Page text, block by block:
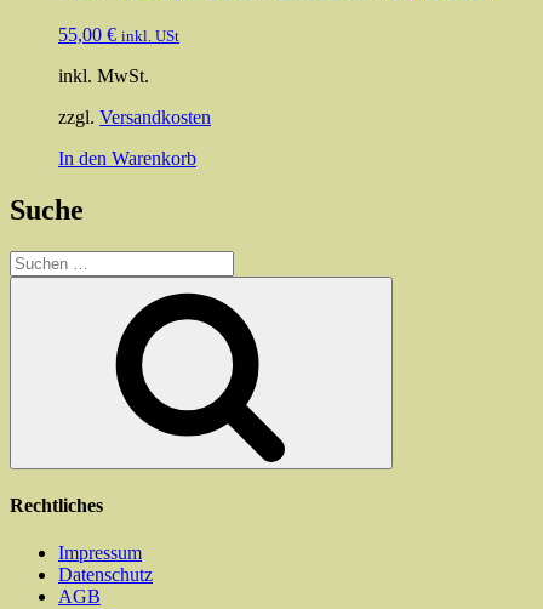
55,00 € inkl. USt
inkl. MwSt.
zzgl. Versandkosten
In den Warenkorb
Suche
Suchen
nach:
Rechtliches
Impressum
Datenschutz
AGB